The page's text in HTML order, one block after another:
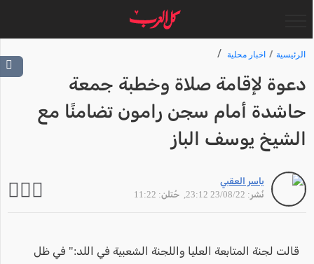
الرئيسية اخبار محلية
دعوة لإقامة صلاة وخطبة جمعة
حاشدة أمام سجن رامون تضامنًا مع
الشيخ يوسف الباز
ياسر العقبي
نُشر: 23/08/22 23:12
, حُتلن: 11:22
قالت لجنة المتابعة العليا واللجنة الشعبية في اللد:" في ظل